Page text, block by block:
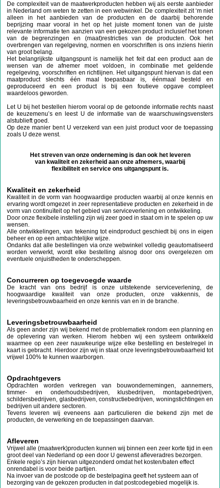
De complexiteit van de maatwerkproducten hebben wij als eerste aanbieder
in Nederland om weten te zetten in een webwinkel. De complexiteit zit ‘m niet
alleen in het aanbieden van de producten en de daarbij behorende
beprijzing maar vooral in het op het juiste moment tonen van de juiste
relevante informatie ten aanzien van een gekozen product inclusief het tonen
van de begrenzingen en (maat)restricties van de producten. Ook het
overbrengen van regelgeving, normen en voorschriften is ons inziens hierin
van groot belang.
Het belangrijkste uitgangspunt is namelijk het feit dat een product aan de
wensen van de afnemer moet voldoen, in combinatie met geldende
regelgeving, voorschriften en richtlijnen. Het uitgangspunt hiervan is dat een
maatproduct slechts één maal toepasbaar is, éénmaal besteld en
geproduceerd en een product is bij een foutieve opgave compleet
waardeloos geworden.
Let U bij het bestellen hierom vooral op de getoonde informatie rechts naast
de keuzemenu’s en leest U de informatie van de waarschuwingsvensters
alstublieft goed.
Op deze manier bent U verzekerd van een juist product voor de toepassing
zoals U deze wenst.
Het streven van onze onderneming is dan ook het leveren
van kwaliteit en zekerheid aan onze afnemers, waarbij
flexibiliteit en service ons uitgangspunt is.
Kwaliteit en zekerheid
Kwaliteit in de vorm van hoogwaardige producten waarbij al onze kennis en
ervaring wordt omgezet in zeer representatieve producten en zekerheid in de
vorm van continuïteit op het gebied van serviceverlening en ontwikkeling.
Door onze flexibele instelling zijn wij zeer goed in staat om in te spelen op uw
wensen.
Alle ontwikkelingen, van tekening tot eindproduct geschiedt bij ons in eigen
beheer en op een ambachtelijke wijze.
Ondanks dat alle bestellingen via onze webwinkel volledig geautomatiseerd
worden verwerkt, wordt elke bestelling alsnog door ons overgelezen om
eventuele onjuistheden te onderscheppen.
Concurreren op toegevoegde waarde
De kracht van ons bedrijf is onze uitstekende serviceverlening, de
hoogwaardige kwaliteit van onze producten, onze vakkennis, de
leveringsbetrouwbaarheid en onze kennis van en in de branche.
Leveringsbetrouwbaarheid
Als geen ander zijn wij bekend met de problematiek rondom een planning en
de oplevering van werken. Hierom hebben wij een systeem ontwikkeld
waarmee op een zeer nauwkeurige wijze elke bestelling en bestelregel in
kaart is gebracht. Hierdoor zijn wij in staat onze leveringsbetrouwbaarheid tot
vrijwel 100% te kunnen waarborgen.
Opdrachtgevers
Opdrachten worden verkregen van bouwondernemingen, aannemers,
timmer- en onderhoudsbedrijven, klusbedrijven, montagebedrijven,
schildersbedrijven, glasbedrijven, constructiebedrijven, woningstichtingen en
bedrijven uit andere sectoren.
Tevens leveren wij eveneens aan particulieren die bekend zijn met de
producten, de verwerking en de toepassingen daarvan.
Afleveren
Vrijwel alle (maatwerk)producten kunnen wij binnen een zeer korte tijd in een
groot deel van Nederland op een door U gewenst afleveradres bezorgen.
Enkele regio’s zijn hiervan uitgezonderd omdat het kosten/baten effect
onrendabel is voor beide partijen.
Na invoer van de postcode op de bestelpagina geeft het systeem aan of
bezorging van de gekozen producten in dat postcodegebied mogelijk is.